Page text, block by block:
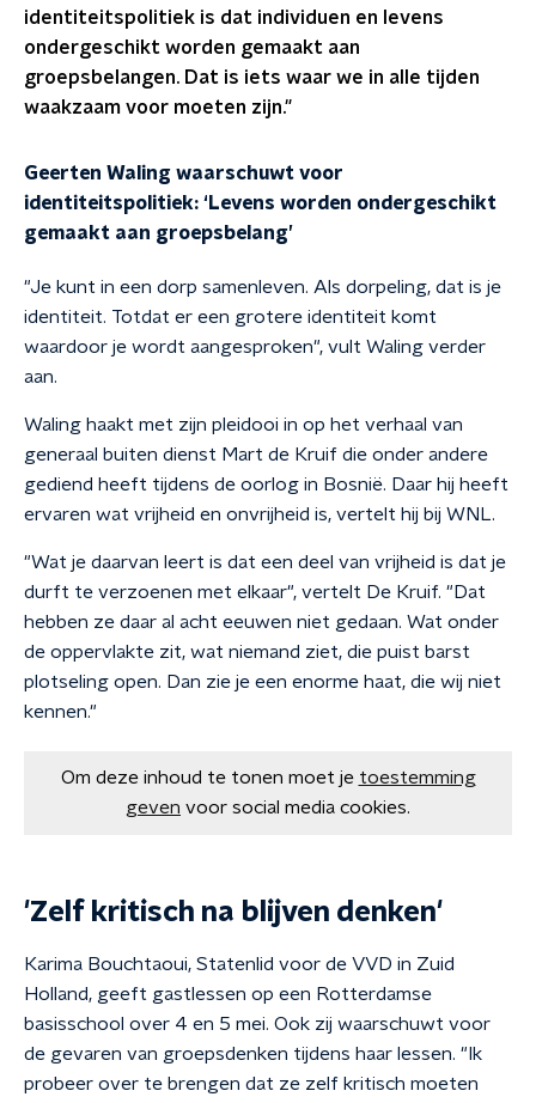
identiteitspolitiek is dat individuen en levens
ondergeschikt worden gemaakt aan
groepsbelangen. Dat is iets waar we in alle tijden
waakzaam voor moeten zijn."
Geerten Waling waarschuwt voor
identiteitspolitiek: ‘Levens worden ondergeschikt
gemaakt aan groepsbelang’
"Je kunt in een dorp samenleven. Als dorpeling, dat is je
identiteit. Totdat er een grotere identiteit komt
waardoor je wordt aangesproken", vult Waling verder
aan.
Waling haakt met zijn pleidooi in op het verhaal van
generaal buiten dienst Mart de Kruif die onder andere
gediend heeft tijdens de oorlog in Bosnië. Daar hij heeft
ervaren wat vrijheid en onvrijheid is, vertelt hij bij WNL.
"Wat je daarvan leert is dat een deel van vrijheid is dat je
durft te verzoenen met elkaar", vertelt De Kruif. "Dat
hebben ze daar al acht eeuwen niet gedaan. Wat onder
de oppervlakte zit, wat niemand ziet, die puist barst
plotseling open. Dan zie je een enorme haat, die wij niet
kennen."
Om deze inhoud te tonen moet je toestemming
geven voor social media cookies.
'Zelf kritisch na blijven denken'
Karima Bouchtaoui, Statenlid voor de VVD in Zuid
Holland, geeft gastlessen op een Rotterdamse
basisschool over 4 en 5 mei. Ook zij waarschuwt voor
de gevaren van groepsdenken tijdens haar lessen. "Ik
probeer over te brengen dat ze zelf kritisch moeten